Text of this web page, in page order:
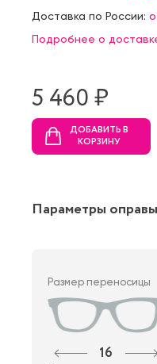
Доставка по России:
Подробнее о
5 460 ₷
ДОБАВИТЬ В
КОРЗИНУ
Параметры оправы
Размер переносицы
16